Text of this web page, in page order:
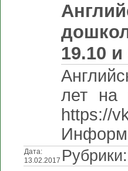
19.10
лет на
https://
Дата:
13.02.2017 Рубрики: